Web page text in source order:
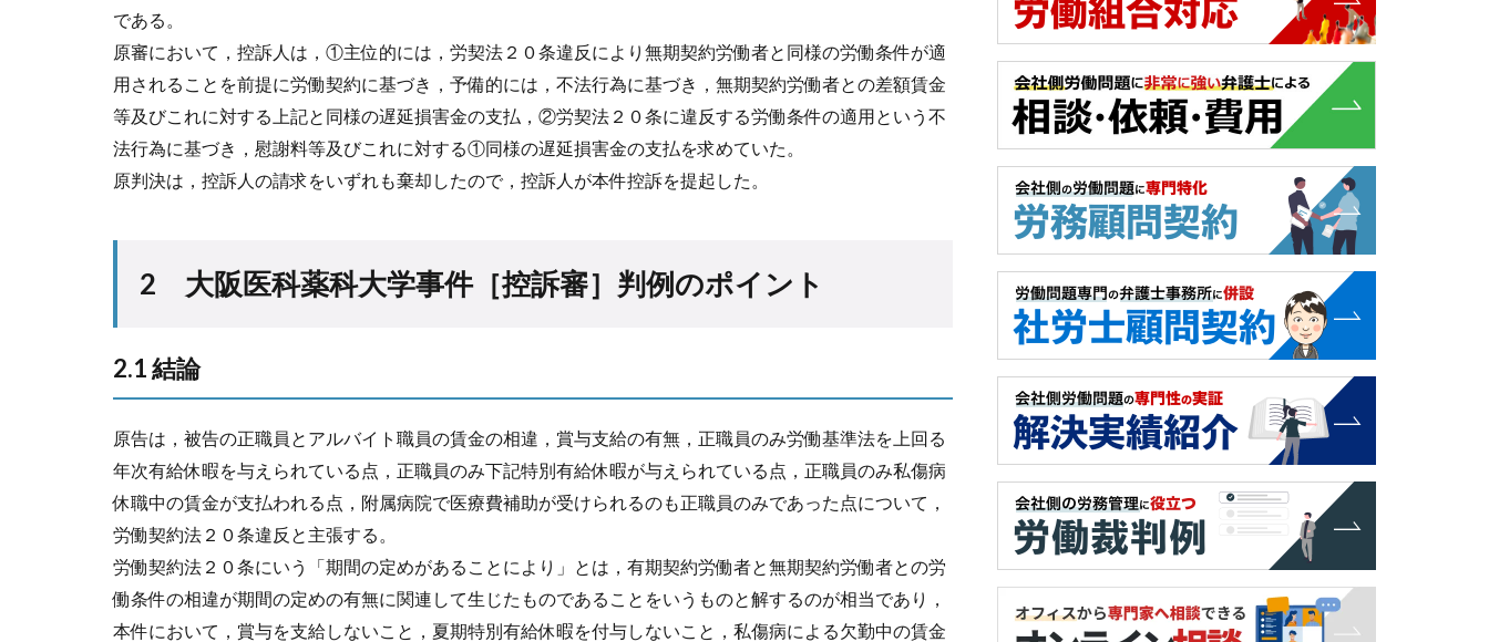
である。
原審において，控訴人は，①主位的には，労契法２０条違反により無期契約労働者と同様の労働条件が適
用されることを前提に労働契約に基づき，予備的には，不法行為に基づき，無期契約労働者との差額賃金
等及びこれに対する上記と同様の遅延損害金の支払，②労契法２０条に違反する労働条件の適用という不
法行為に基づき，慰謝料等及びこれに対する①同様の遅延損害金の支払を求めていた。
原判決は，控訴人の請求をいずれも棄却したので，控訴人が本件控訴を提起した。
2 大阪医科薬科大学事件［控訴審］判例のポイント
2.1 結論
原告は，被告の正職員とアルバイト職員の賃金の相違，賞与支給の有無，正職員のみ労働基準法を上回る
年次有給休暇を与えられている点，正職員のみ下記特別有給休暇が与えられている点，正職員のみ私傷病
休職中の賃金が支払われる点，附属病院で医療費補助が受けられるのも正職員のみであった点について，
労働契約法２０条違反と主張する。
労働契約法２０条にいう「期間の定めがあることにより」とは，有期契約労働者と無期契約労働者との労
働条件の相違が期間の定めの有無に関連して生じたものであることをいうものと解するのが相当であり，
本件において，賞与を支給しないこと，夏期特別有給休暇を付与しないこと，私傷病による欠勤中の賃金